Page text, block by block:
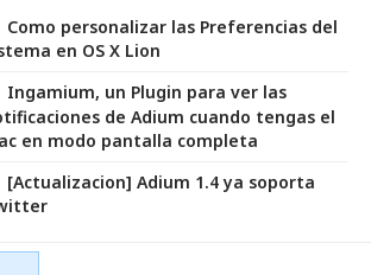
Como personalizar las Preferencias del
en OS X Lion
Ingamium, un Plugin para ver las
de Adium cuando tengas el
en modo pantalla completa
[Actualizacion] Adium 1.4 ya soporta